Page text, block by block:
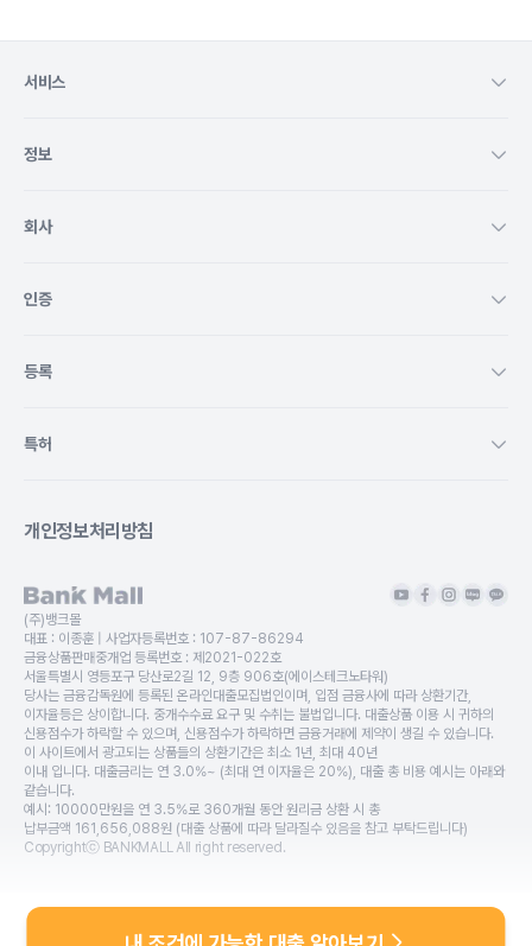
서비스
정보
회사
인증
등록
특허
개인정보처리방침
(주)뱅크몰
대표 : 이종훈 | 사업자등록번호 : 107-87-86294
금융상품판매중개업 등록번호 : 제2021-022호
서울특별시 영등포구 당산로2길 12, 9층 906호(에이스테크노타워)
당사는 금융감독원에 등록된 온라인대출모집법인이며, 입점 금융사에 따라 상환기간,
이자율등은 상이합니다. 중개수수료 요구 및 수취는 불법입니다. 대출상품 이용 시 귀하의
신용점수가 하락할 수 있으며, 신용점수가 하락하면 금융거래에 제약이 생길 수 있습니다.
이 사이트에서 광고되는 상품들의 상환기간은 최소 1년, 최대 40년
이내 입니다. 대출금리는 연 3.0%~ (최대 연 이자율은 20%), 대출 총 비용 예시는 아래와
같습니다.
예시: 10000만원을 연 3.5%로 360개월 동안 원리금 상환 시 총
납부금액 161,656,088원 (대출 상품에 따라 달라질수 있음을 참고 부탁드립니다)
Copyrightⓒ BANKMALL All right reserved.